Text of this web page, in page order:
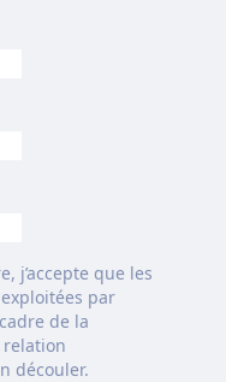
j’accepte que les
par
de la
découler.